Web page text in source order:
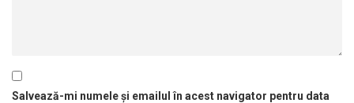
Salvează-mi numele și emailul în acest navigator pentru data